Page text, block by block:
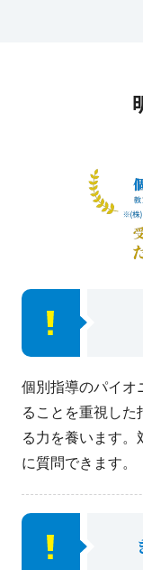
個別指導のパイオ
ることを重視した
る力を養います。
に質問できます。